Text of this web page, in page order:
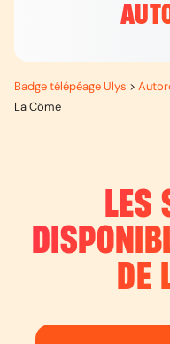
Badge télépéage Ulys >
La Côme
LES
DE